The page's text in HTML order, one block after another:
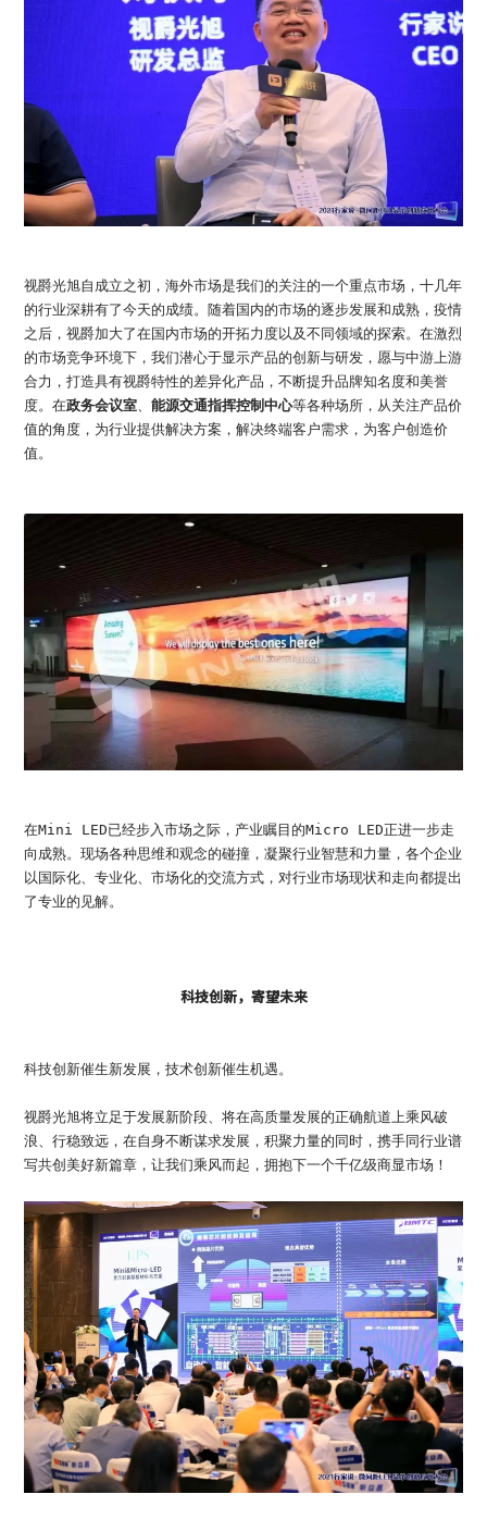
视爵光旭自成立之初，海外市场是我们的关注的一个重点市场，十几年
的行业深耕有了今天的成绩。随着国内的市场的逐步发展和成熟，疫情
之后，视爵加大了在国内市场的开拓力度以及不同领域的探索。在激烈
的市场竞争环境下，我们潜心于显示产品的创新与研发，愿与中游上游
合力，打造具有视爵特性的差异化产品，不断提升品牌知名度和美誉
度。在政务会议室 、能源交通指挥控制中心等各种场所，从关注产品价
值的角度，为行业提供解决方案，解决终端客户需求，为客户创造价
值。
在Mini LED已经步入市场之际，产业瞩目的Micro LED正进一步走
向成熟。现场各种思维和观念的碰撞，凝聚行业智慧和力量，各个企业
以国际化、专业化、市场化的交流方式，对行业市场现状和走向都提出
了专业的见解。
科技创新，寄望未来
科技创新催生新发展，技术创新催生机遇。
视爵光旭将立足于发展新阶段、将在高质量发展的正确航道上乘风破
浪、行稳致远，在自身不断谋求发展，积聚力量的同时，携手同行业谱
写共创美好新篇章，让我们乘风而起，拥抱下一个千亿级商显市场！